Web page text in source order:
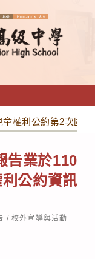
童權利公約第2次國
告業於110
公約資訊
/ 校外宣導與活動